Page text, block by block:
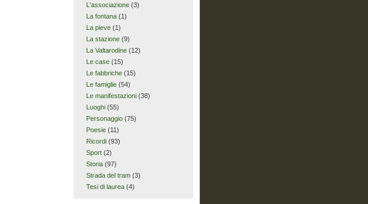
L'associazione(3)
La fontana(1)
La pieve(1)
La stazione(9)
La Valtarodine(12)
Le case(15)
Le fabbriche(15)
Le famiglie(54)
Le manifestazioni(38)
Luoghi(55)
Personaggio(75)
Poesie(11)
Ricordi(93)
Sport(2)
Storia(97)
Strada del tram(3)
Tesi di laurea(4)